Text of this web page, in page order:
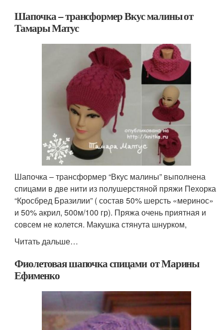
Шапочка – трансформер Вкус малины от
Тамары Матус
Шапочка – трансформер “Вкус малины” выполнена
спицами в две нити из полушерстяной пряжи Пехорка
“Кросбред Бразилии” ( состав 50% шерсть «меринос»
и 50% акрил, 500м/100 гр). Пряжа очень приятная и
совсем не колется. Макушка стянута шнурком,
Читать дальше…
Фиолетовая шапочка спицами от Марины
Ефименко